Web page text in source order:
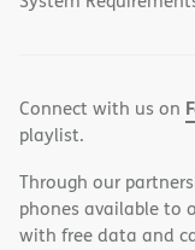
Connect with us on
playlist.
Through our
phones available to
with free data and